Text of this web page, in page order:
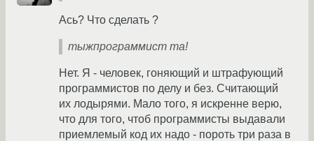
Ась? Что сделать ?
тыжпрограммист та!
Нет. Я - человек, гоняющий и штрафующий
программистов по делу и без. Считающий
их лодырями. Мало того, я искренне верю,
что для того, чтоб программисты выдавали
приемлемый код их надо - пороть три раза в